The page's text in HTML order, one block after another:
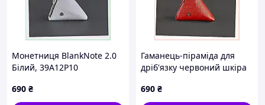
Монетниця BlankNote 2.0
Білий, 39A12P10
690 ₴
Гаманець-піраміда для
дріб'язку червоний шкіра
690 ₴